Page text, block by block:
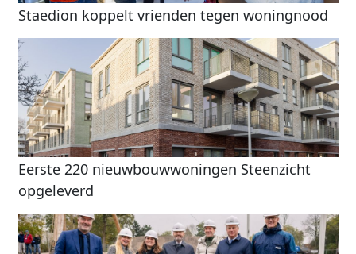
Staedion koppelt vrienden tegen woningnood
Eerste 220 nieuwbouwwoningen Steenzicht
opgeleverd